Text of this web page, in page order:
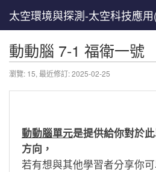
動動腦 7-1 福衛一號
瀏覽: 15, 最近修訂: 2025-02-25
動動腦單元是提供給你對於
方向，
若有想與其他學習者分享你